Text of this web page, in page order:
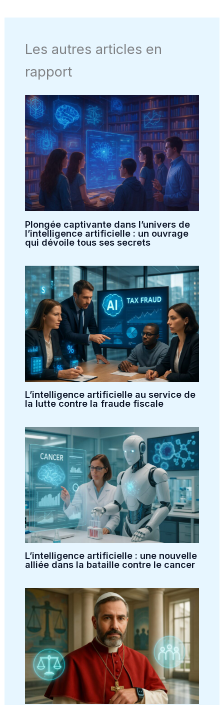
Les autres articles en
rapport
Plongée captivante dans l’univers de
l’intelligence artificielle : un ouvrage
qui dévoile tous ses secrets
L’intelligence artificielle au service de
la lutte contre la fraude fiscale
L’intelligence artificielle : une nouvelle
alliée dans la bataille contre le cancer